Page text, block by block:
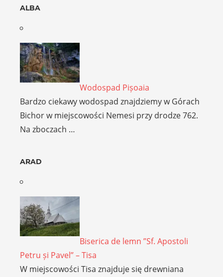
ALBA
Wodospad Pișoaia
Bardzo ciekawy wodospad znajdziemy w Górach
Bichor w miejscowości Nemesi przy drodze 762.
Na zboczach …
ARAD
Biserica de lemn ”Sf. Apostoli
Petru și Pavel” – Tisa
W miejscowości Tisa znajduje się drewniana